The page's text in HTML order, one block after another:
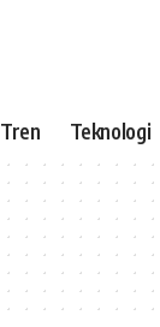
Tren Teknologi